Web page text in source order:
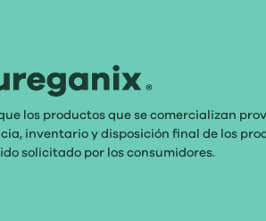
los productos que se comercializan
inventario y disposición final de los
solicitado por los consumidores.